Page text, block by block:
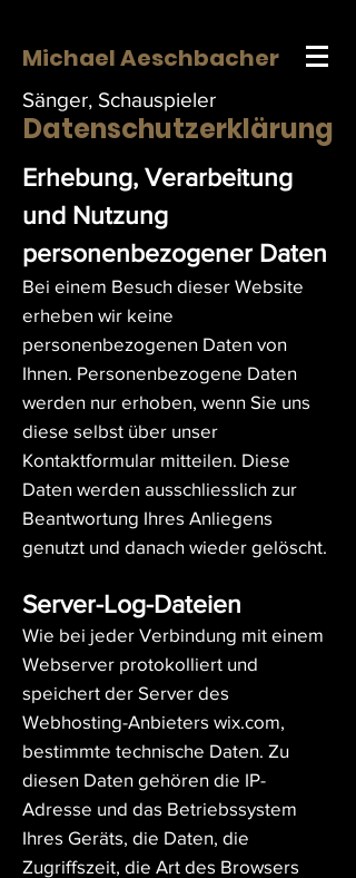
Michael Aeschbacher
Sänger, Schauspieler
Erhebung, Verarbeitung
und Nutzung
personenbezogener Daten
Bei einem Besuch dieser Website
erheben wir keine
personenbezogenen Daten von
Ihnen. Personenbezogene Daten
werden nur erhoben, wenn Sie uns
diese selbst über unser
Kontaktformular mitteilen. Diese
Daten werden ausschliesslich zur
Beantwortung Ihres Anliegens
genutzt und danach wieder gelöscht.
Server-Log-Dateien
Wie bei jeder Verbindung mit einem
Webserver protokolliert und
speichert der Server des
Webhosting-Anbieters wix.com,
bestimmte technische Daten. Zu
diesen Daten gehören die IP-
Adresse und das Betriebssystem
Ihres Geräts, die Daten, die
Zugriffszeit, die Art des Browsers
Datenschutzerklärung